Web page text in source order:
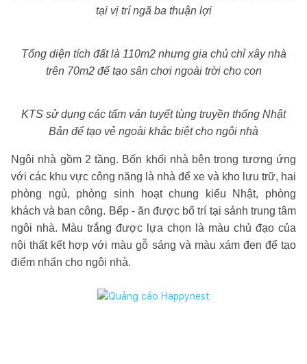
tại vị trí ngã ba thuận lợi
Tổng diện tích đất là 110m2 nhưng gia chủ chỉ xây nhà
trên 70m2 để tạo sân chơi ngoài trời cho con
KTS sử dụng các tấm ván tuyết tùng truyền thống Nhật
Bản để tạo vẻ ngoài khác biệt cho ngôi nhà
Ngôi nhà gồm 2 tầng. Bốn khối nhà bên trong tương ứng
với các khu vực công năng là nhà để xe và kho lưu trữ, hai
phòng ngủ, phòng sinh hoạt chung kiểu Nhật, phòng
khách và ban công. Bếp - ăn được bố trí tại sảnh trung tâm
ngôi nhà. Màu trắng được lựa chọn là màu chủ đạo của
nội thất kết hợp với màu gỗ sáng và màu xám đen để tạo
điểm nhấn cho ngôi nhà.